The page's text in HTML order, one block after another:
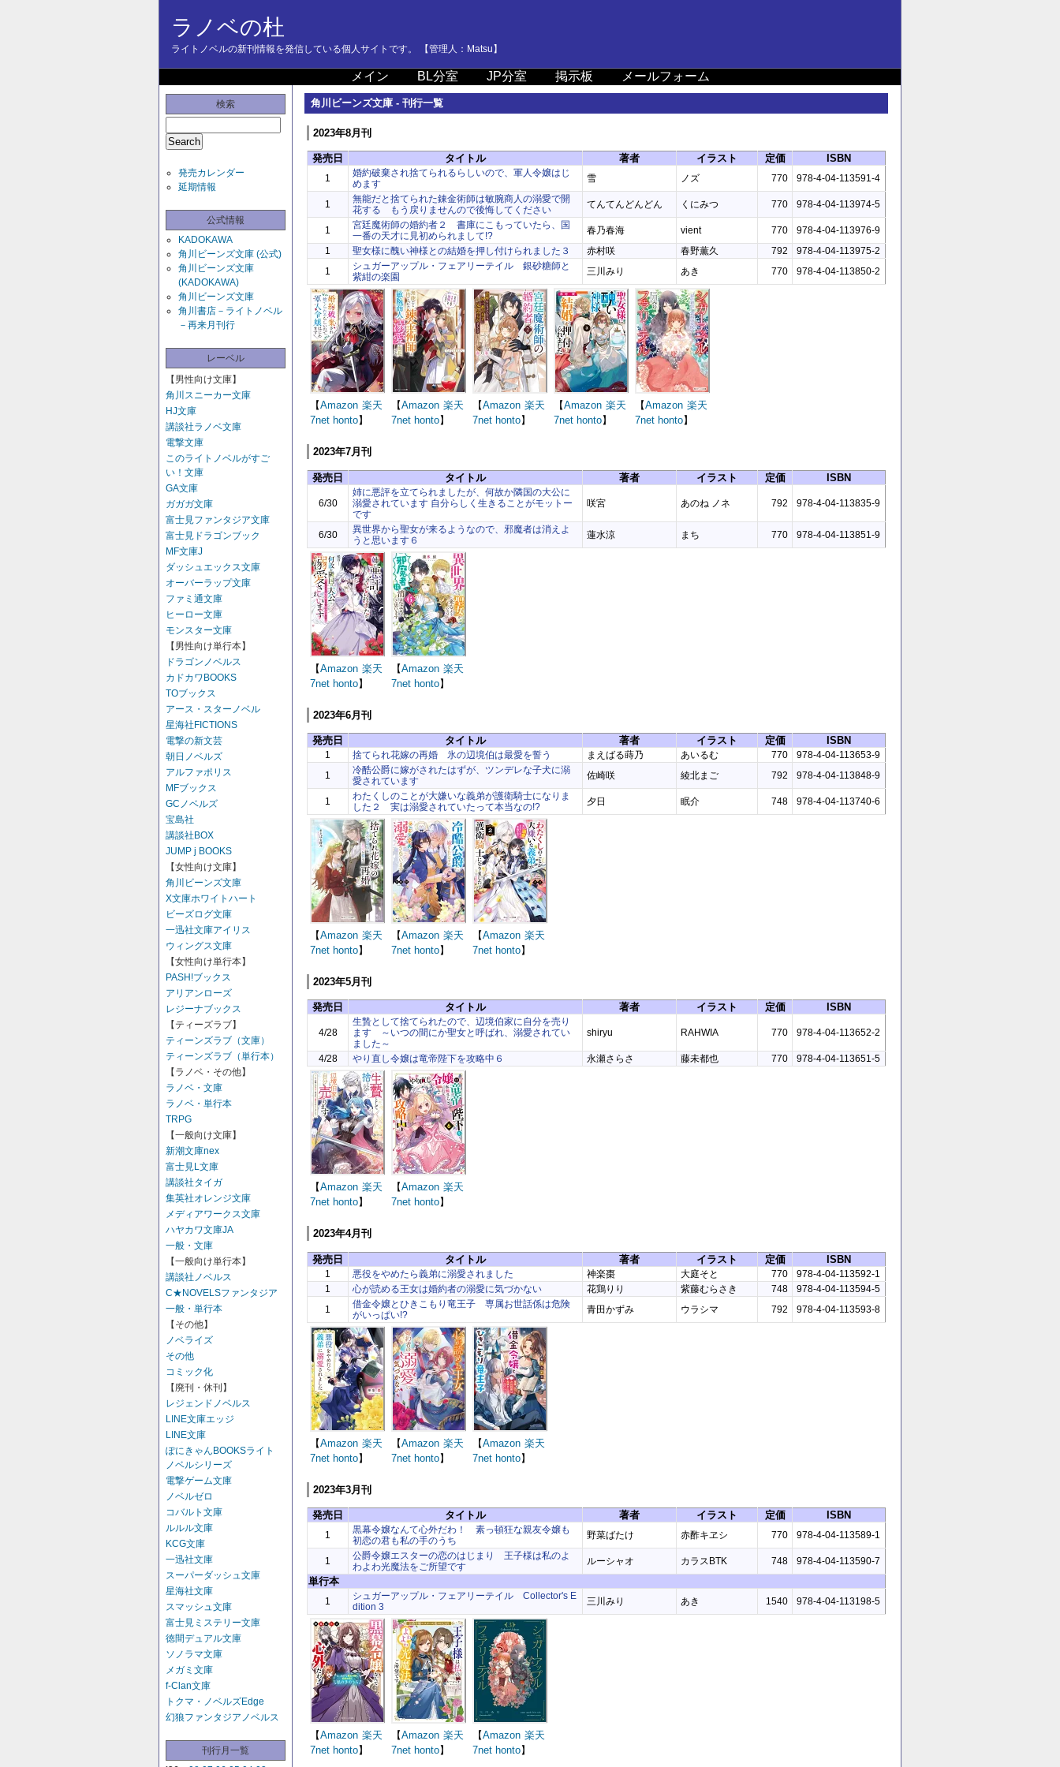
ラノベの杜
ライトノベルの新刊情報を発信している個人サイトです。 【管理人：Matsu】
メイン BL分室 JP分室 掲示板 メールフォーム
検索
発売カレンダー
延期情報
公式情報
KADOKAWA
角川ビーンズ文庫 (公式)
角川ビーンズ文庫
(KADOKAWA)
角川ビーンズ文庫
角川書店－ライトノベル
－再来月刊行
レーベル
【男性向け文庫】
角川スニーカー文庫
HJ文庫
講談社ラノベ文庫
電撃文庫
このライトノベルがすご
い！文庫
GA文庫
ガガガ文庫
富士見ファンタジア文庫
富士見ドラゴンブック
MF文庫J
ダッシュエックス文庫
オーバーラップ文庫
ファミ通文庫
ヒーロー文庫
モンスター文庫
【男性向け単行本】
ドラゴンノベルス
カドカワBOOKS
TOブックス
アース・スターノベル
星海社FICTIONS
電撃の新文芸
朝日ノベルズ
アルファポリス
MFブックス
GCノベルズ
宝島社
講談社BOX
JUMP j BOOKS
【女性向け文庫】
角川ビーンズ文庫
X文庫ホワイトハート
ビーズログ文庫
一迅社文庫アイリス
ウィングス文庫
【女性向け単行本】
PASH!ブックス
アリアンローズ
レジーナブックス
【ティーズラブ】
ティーンズラブ（文庫）
ティーンズラブ（単行本）
【ラノベ・その他】
ラノベ・文庫
ラノベ・単行本
TRPG
【一般向け文庫】
新潮文庫nex
富士見L文庫
講談社タイガ
集英社オレンジ文庫
メディアワークス文庫
ハヤカワ文庫JA
一般・文庫
【一般向け単行本】
講談社ノベルス
C★NOVELSファンタジア
一般・単行本
【その他】
ノベライズ
その他
コミック化
【廃刊・休刊】
レジェンドノベルス
LINE文庫エッジ
LINE文庫
ぽにきゃんBOOKSライト
ノベルシリーズ
電撃ゲーム文庫
ノベルゼロ
コバルト文庫
ルルル文庫
KCG文庫
一迅社文庫
スーパーダッシュ文庫
星海社文庫
スマッシュ文庫
富士見ミステリー文庫
徳間デュアル文庫
ソノラマ文庫
メガミ文庫
f-Clan文庫
トクマ・ノベルズEdge
幻狼ファンタジアノベルス
刊行月一覧
角川ビーンズ文庫 - 刊行一覧
2023年8月刊
発売日 タイトル 著者 イラスト 定価 ISBN
1
婚約破棄され捨てられるらしいので、軍人令嬢はじ
めます
雪 ノズ 770 978-4-04-113591-4
1
無能だと捨てられた錬金術師は敏腕商人の溺愛で開
花する もう戻りませんので後悔してください
てんてんどんどん くにみつ 770 978-4-04-113974-5
1
宮廷魔術師の婚約者２ 書庫にこもっていたら、国
一番の天才に見初められまして!?
春乃春海 vient 770
978-4-04-113976-9
1
聖女様に醜い神様との結婚を押し付けられました３ 赤村咲 春野薫久 792
978-4-04-113975-2
1
シュガーアップル・フェアリーテイル 銀砂糖師と
紫紺の楽園
三川みり あき 770 978-4-04-113850-2
【Amazon 楽天
7net honto】
【Amazon 楽天
7net honto】
【Amazon 楽天
7net honto】
【Amazon 楽天
7net honto】
【Amazon 楽天
7net honto】
2023年7月刊
発売日 タイトル 著者 イラスト 定価 ISBN
6/30
姉に悪評を立てられましたが、何故か隣国の大公に
溺愛されています 自分らしく生きることがモットー
です
咲宮 あのね ノネ 792 978-4-04-113835-9
6/30
異世界から聖女が来るようなので、邪魔者は消えよ
うと思います６
蓮水涼 まち 770 978-4-04-113851-9
【Amazon 楽天
7net honto】
【Amazon 楽天
7net honto】
2023年6月刊
発売日 タイトル 著者 イラスト 定価 ISBN
1 捨てられ花嫁の再婚 氷の辺境伯は最愛を誓う まえばる蒔乃 あいるむ 770
978-4-04-113653-9
1
冷酷公爵に嫁がされたはずが、ツンデレな子犬に溺
愛されています
佐崎咲 綾北まご 792 978-4-04-113848-9
1
わたくしのことが大嫌いな義弟が護衛騎士になりま
した２ 実は溺愛されていたって本当なの!?
夕日 眠介 748 978-4-04-113740-6
【Amazon 楽天
7net honto】
【Amazon 楽天
7net honto】
【Amazon 楽天
7net honto】
2023年5月刊
発売日 タイトル 著者 イラスト 定価 ISBN
4/28
生贄として捨てられたので、辺境伯家に自分を売り
ます ～いつの間にか聖女と呼ばれ、溺愛されてい
ました～
shiryu RAHWIA 770 978-4-04-113652-2
4/28 やり直し令嬢は竜帝陛下を攻略中６ 永瀬さらさ 藤未都也 770 978-4-04-113651-5
【Amazon 楽天
7net honto】
【Amazon 楽天
7net honto】
2023年4月刊
発売日 タイトル 著者 イラスト 定価 ISBN
1 悪役をやめたら義弟に溺愛されました 神楽棗 大庭そと 770
978-4-04-113592-1
1
心が読める王女は婚約者の溺愛に気づかない 花鶏りり 紫藤むらさき 748
978-4-04-113594-5
1
借金令嬢とひきこもり竜王子 専属お世話係は危険
がいっぱい!?
青田かずみ ウラシマ 792 978-4-04-113593-8
【Amazon 楽天
7net honto】
【Amazon 楽天
7net honto】
【Amazon 楽天
7net honto】
2023年3月刊
発売日 タイトル 著者 イラスト 定価 ISBN
1
黒幕令嬢なんて心外だわ！ 素っ頓狂な親友令嬢も
初恋の君も私の手のうち
野菜ばたけ 赤酢キヱシ 770 978-4-04-113589-1
1
公爵令嬢エスターの恋のはじまり 王子様は私のよ
わよわ光魔法をご所望です
ルーシャオ カラスBTK 748 978-4-04-113590-7
単行本
1
シュガーアップル・フェアリーテイル Collector's E
dition 3
三川みり あき 1540 978-4-04-113198-5
【Amazon 楽天
7net honto】
【Amazon 楽天
7net honto】
【Amazon 楽天
7net honto】